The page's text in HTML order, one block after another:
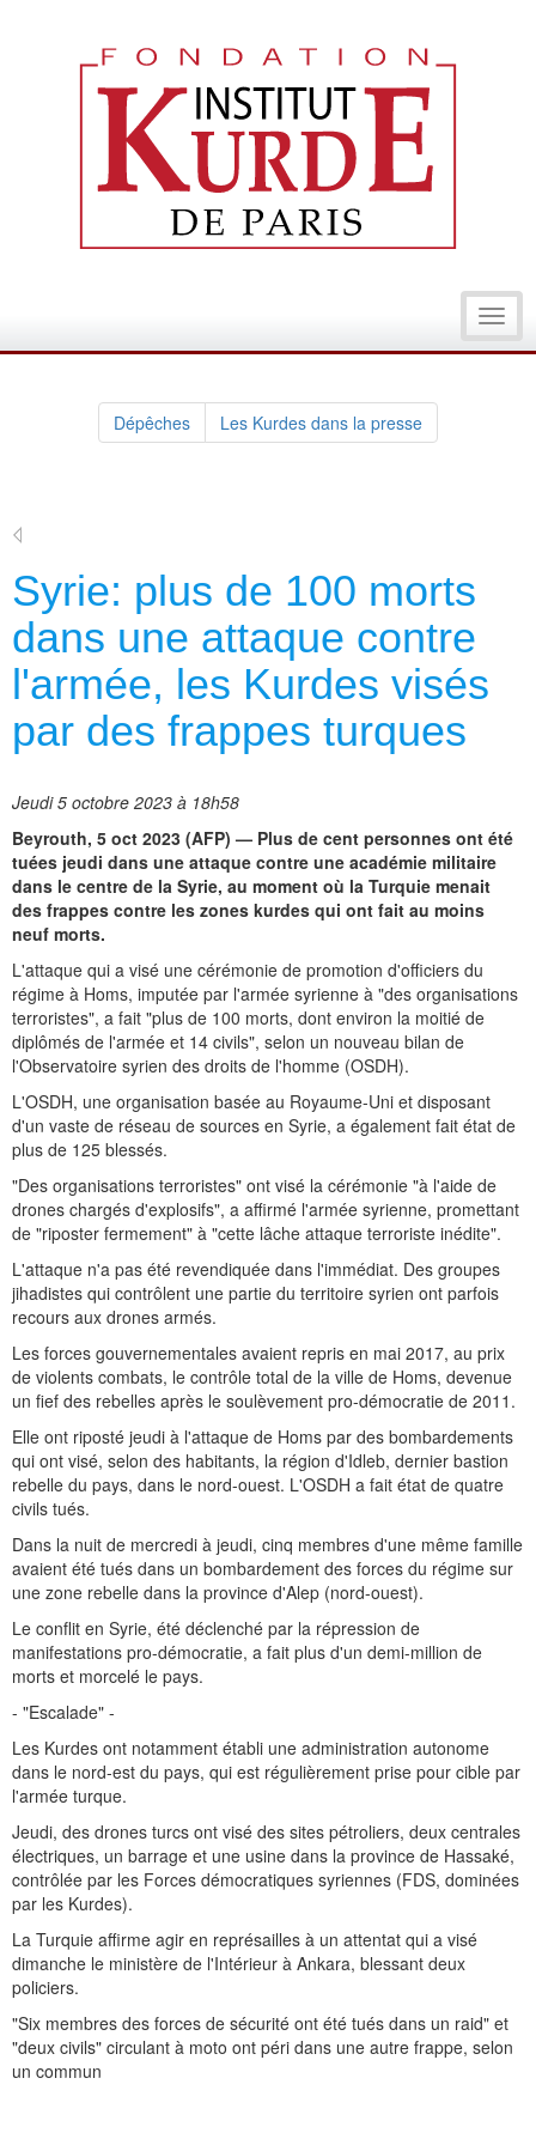
Dépêches Les Kurdes dans la presse
Syrie: plus de 100 morts
dans une attaque contre
l'armée, les Kurdes visés
par des frappes turques
Jeudi 5 octobre 2023 à 18h58
Beyrouth, 5 oct 2023 (AFP) — Plus de cent personnes ont été
tuées jeudi dans une attaque contre une académie militaire
dans le centre de la Syrie, au moment où la Turquie menait
des frappes contre les zones kurdes qui ont fait au moins
neuf morts.
L'attaque qui a visé une cérémonie de promotion d'officiers du
régime à Homs, imputée par l'armée syrienne à "des organisations
terroristes", a fait "plus de 100 morts, dont environ la moitié de
diplômés de l'armée et 14 civils", selon un nouveau bilan de
l'Observatoire syrien des droits de l'homme (OSDH).
L'OSDH, une organisation basée au Royaume-Uni et disposant
d'un vaste de réseau de sources en Syrie, a également fait état de
plus de 125 blessés.
"Des organisations terroristes" ont visé la cérémonie "à l'aide de
drones chargés d'explosifs", a affirmé l'armée syrienne, promettant
de "riposter fermement" à "cette lâche attaque terroriste inédite".
L'attaque n'a pas été revendiquée dans l'immédiat. Des groupes
jihadistes qui contrôlent une partie du territoire syrien ont parfois
recours aux drones armés.
Les forces gouvernementales avaient repris en mai 2017, au prix
de violents combats, le contrôle total de la ville de Homs, devenue
un fief des rebelles après le soulèvement pro-démocratie de 2011.
Elle ont riposté jeudi à l'attaque de Homs par des bombardements
qui ont visé, selon des habitants, la région d'Idleb, dernier bastion
rebelle du pays, dans le nord-ouest. L'OSDH a fait état de quatre
civils tués.
Dans la nuit de mercredi à jeudi, cinq membres d'une même famille
avaient été tués dans un bombardement des forces du régime sur
une zone rebelle dans la province d'Alep (nord-ouest).
Le conflit en Syrie, été déclenché par la répression de
manifestations pro-démocratie, a fait plus d'un demi-million de
morts et morcelé le pays.
- "Escalade" -
Les Kurdes ont notamment établi une administration autonome
dans le nord-est du pays, qui est régulièrement prise pour cible par
l'armée turque.
Jeudi, des drones turcs ont visé des sites pétroliers, deux centrales
électriques, un barrage et une usine dans la province de Hassaké,
contrôlée par les Forces démocratiques syriennes (FDS, dominées
par les Kurdes).
La Turquie affirme agir en représailles à un attentat qui a visé
dimanche le ministère de l'Intérieur à Ankara, blessant deux
policiers.
"Six membres des forces de sécurité ont été tués dans un raid" et
"deux civils" circulant à moto ont péri dans une autre frappe, selon
un commun